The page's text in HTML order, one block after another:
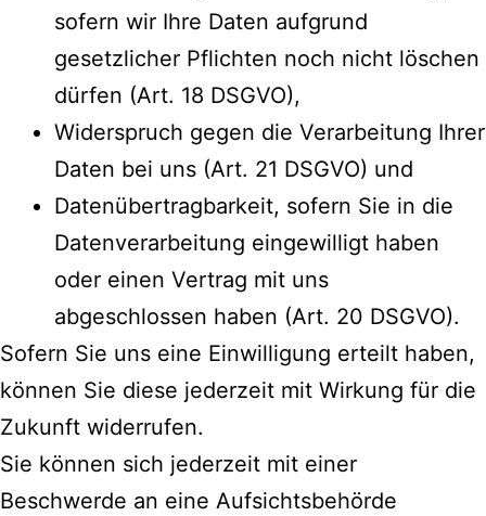
sofern wir Ihre Daten aufgrund
gesetzlicher Pflichten noch nicht löschen
dürfen (Art. 18 DSGVO),
Widerspruch gegen die Verarbeitung Ihrer
Daten bei uns (Art. 21 DSGVO) und
Datenübertragbarkeit, sofern Sie in die
Datenverarbeitung eingewilligt haben
oder einen Vertrag mit uns
abgeschlossen haben (Art. 20 DSGVO).
Sofern Sie uns eine Einwilligung erteilt haben,
können Sie diese jederzeit mit Wirkung für die
Zukunft widerrufen.
Sie können sich jederzeit mit einer
Beschwerde an eine Aufsichtsbehörde